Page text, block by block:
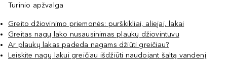
Turinio apžvalga
Greito džiovinimo priemonės: purškikliai, aliejai, lakai
Greitas nagų lako nusausinimas plaukų džiovintuvu
Ar plaukų lakas padeda nagams džiūti greičiau?
Leiskite nagų lakui greičiau išdžiūti naudojant šaltą vandenį